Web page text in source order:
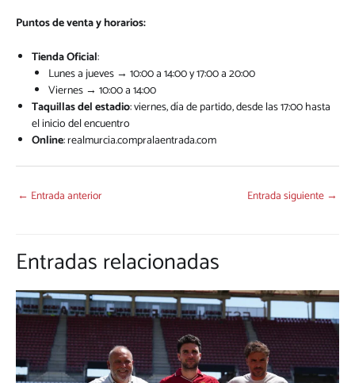
Puntos de venta y horarios:
Tienda Oficial:
Lunes a jueves → 10:00 a 14:00 y 17:00 a 20:00
Viernes → 10:00 a 14:00
Taquillas del estadio: viernes, día de partido, desde las 17:00 hasta
el inicio del encuentro
Online:realmurcia.compralaentrada.com
← Entrada anterior Entrada siguiente →
Entradas relacionadas